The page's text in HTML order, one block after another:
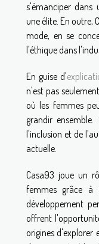
s'émanciper dans
une élite. En outre,
mode, en se
l'éthique dans
En guise d'
n'est pas
où les femmes
grandir
l'inclusion et de
actuelle.
Casa93 joue un
femmes grâce à
développement
offrent
origines d'explorer